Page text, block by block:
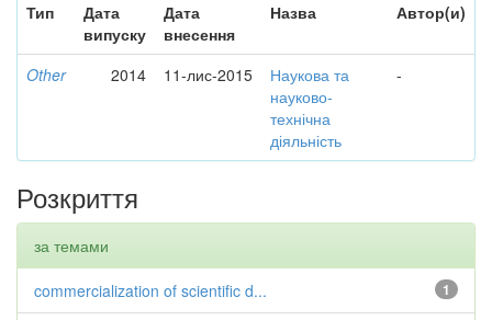
Тип
Дата
випуску
Дата
внесення
Назва Автор(и)
Other 2014 11-лис-2015
Наукова та
науково-
технічна
діяльність
-
Розкриття
за темами
1
commercialization of scientific d...